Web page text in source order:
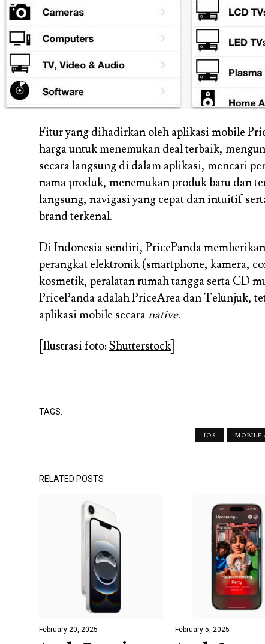
Fitur yang dihadirkan oleh aplikasi mobile
harga untuk menemukan deal terbaik,
secara langsung di dalam aplikasi, mencari
nama produk, menemukan produk baru dan
langsung, navigasi yang cepat dan intuitif
brand terkenal.
Di Indonesia sendiri, PricePanda
perangkat elektronik (smartphone, kamera,
kosmetik, peralatan rumah tangga serta CD
PricePanda adalah PriceArea dan Telunjuk,
aplikasi mobile secara native.
[Ilustrasi foto:Shutterstock]
TAGS:
IOS MOBILE
RELATED POSTS
February 20, 2025 February 5, 2025